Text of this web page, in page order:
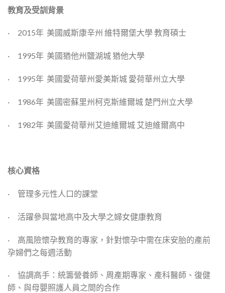
教育及受訓背景
· 2015年 美國威斯康辛州 維特爾堡大學 教育碩士
· 1995年 美國猶他州鹽湖城 猶他大學
· 1995年 美國愛荷華州愛美斯城 愛荷華州立大學
· 1986年 美國密蘇里州柯克斯維爾城 楚門州立大學
· 1982年 美國愛荷華州艾迪維爾城 艾迪維爾高中
核心資格
· 管理多元性人口的課堂
· 活躍參與當地高中及大學之婦女健康教育
· 高風險懷孕教育的專家，針對懷孕中需在床安胎的產前
孕婦們之每週活動
· 協調高手：統籌營養師、周產期專家、產科醫師、復健
師、與母嬰照護人員之間的合作